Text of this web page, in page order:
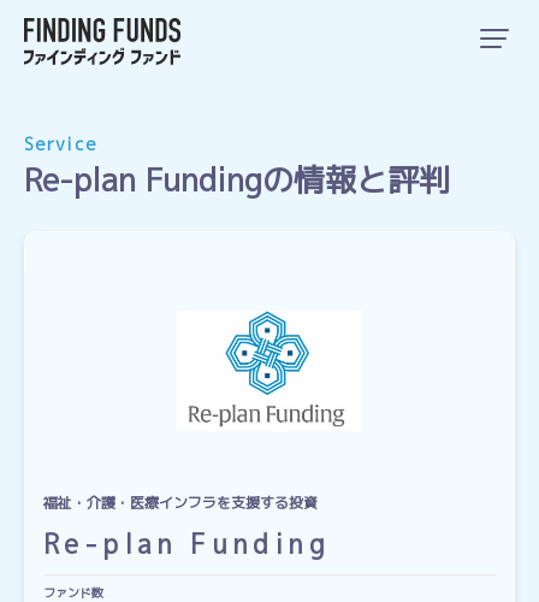
Service
Re-plan Fundingの情報と評判
福祉・介護・医療インフラを支援する投資
Re-plan Funding
ファンド数